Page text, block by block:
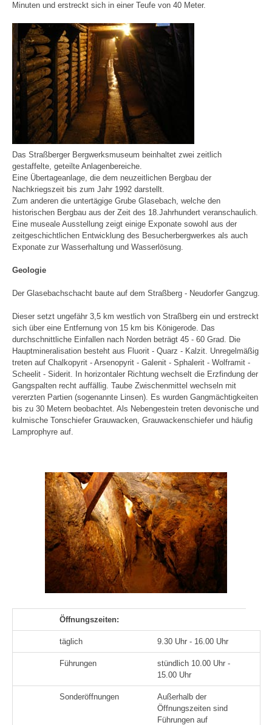
Minuten und erstreckt sich in einer Teufe von 40 Meter.
Das Straßberger Bergwerksmuseum beinhaltet zwei zeitlich
gestaffelte, geteilte Anlagenbereiche.
Eine Übertageanlage, die dem neuzeitlichen Bergbau der
Nachkriegszeit bis zum Jahr 1992 darstellt.
Zum anderen die untertägige Grube Glasebach, welche den
historischen Bergbau aus der Zeit des 18.Jahrhundert veranschaulich.
Eine museale Ausstellung zeigt einige Exponate sowohl aus der
zeitgeschichtlichen Entwicklung des Besucherbergwerkes als auch
Exponate zur Wasserhaltung und Wasserlösung.
Geologie
Der Glasebachschacht baute auf dem Straßberg - Neudorfer Gangzug.
Dieser setzt ungefähr 3,5 km westlich von Straßberg ein und erstreckt
sich über eine Entfernung von 15 km bis Königerode. Das
durchschnittliche Einfallen nach Norden beträgt 45 - 60 Grad. Die
Hauptmineralisation besteht aus Fluorit - Quarz - Kalzit. Unregelmäßig
treten auf Chalkopyrit - Arsenopyrit - Galenit - Sphalerit - Wolframit -
Scheelit - Siderit. In horizontaler Richtung wechselt die Erzfindung der
Gangspalten recht auffällig. Taube Zwischenmittel wechseln mit
vererzten Partien (sogenannte Linsen). Es wurden Gangmächtigkeiten
bis zu 30 Metern beobachtet. Als Nebengestein treten devonische und
kulmische Tonschiefer Grauwacken, Grauwackenschiefer und häufig
Lamprophyre auf.
Öffnungszeiten:
täglich 9.30 Uhr - 16.00 Uhr
Führungen
stündlich 10.00 Uhr -
15.00 Uhr
Sonderöffnungen
Außerhalb der
Öffnungszeiten sind
Führungen auf